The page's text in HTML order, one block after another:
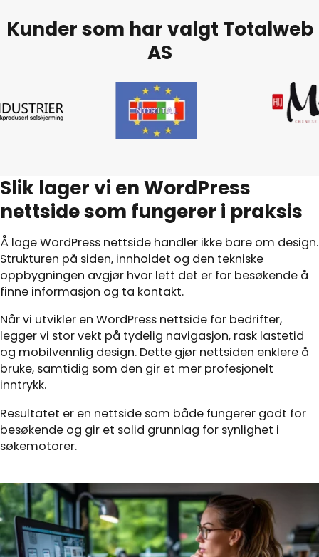
Kunder som har valgt Totalweb
AS
Slik lager vi en WordPress
nettside som fungerer i praksis
Å lage WordPress nettside handler ikke bare om design.
Strukturen på siden, innholdet og den tekniske
oppbygningen avgjør hvor lett det er for besøkende å
finne informasjon og ta kontakt.
Når vi utvikler en WordPress nettside for bedrifter,
legger vi stor vekt på tydelig navigasjon, rask lastetid
og mobilvennlig design. Dette gjør nettsiden enklere å
bruke, samtidig som den gir et mer profesjonelt
inntrykk.
Resultatet er en nettside som både fungerer godt for
besøkende og gir et solid grunnlag for synlighet i
søkemotorer.